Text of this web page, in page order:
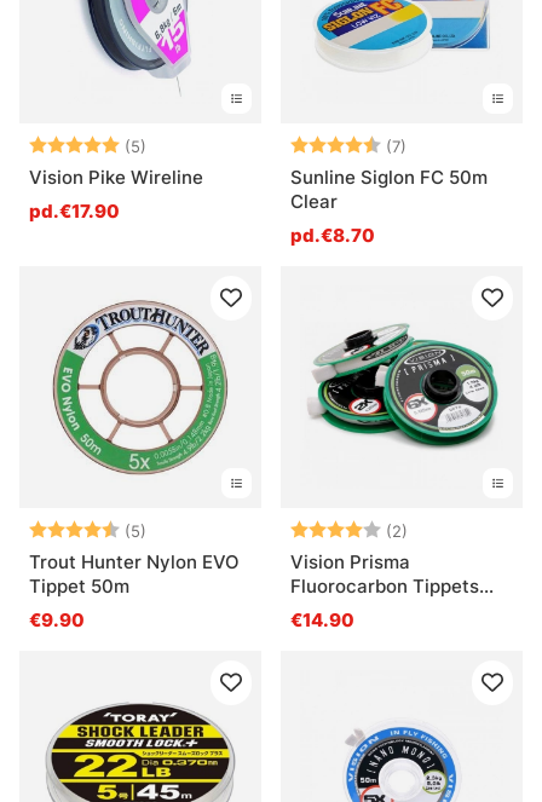
Note: (5)
Vision Pike Wireline
pd.€17.90
Note: (7)
Sunline Siglon FC 50m
Clear
pd.€8.70
Note: (5)
Trout Hunter Nylon EVO
Tippet 50m
€9.90
Note: (2)
Vision Prisma
Fluorocarbon Tippets
50m
€14.90